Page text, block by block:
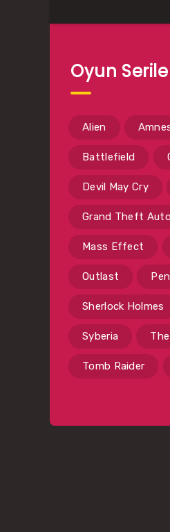
Oyun
Alien
Battlefield
Devil May Cry
Grand Theft Auto
Mass Effect
Outlast
Sherlock Holmes
Syberia
Tomb Raider